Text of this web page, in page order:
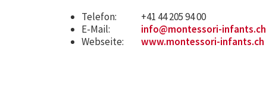
Telefon:
+41 44 205 94 00
E-Mail:
info@montessori-infants.ch
Webseite:
www.montessori-infants.ch